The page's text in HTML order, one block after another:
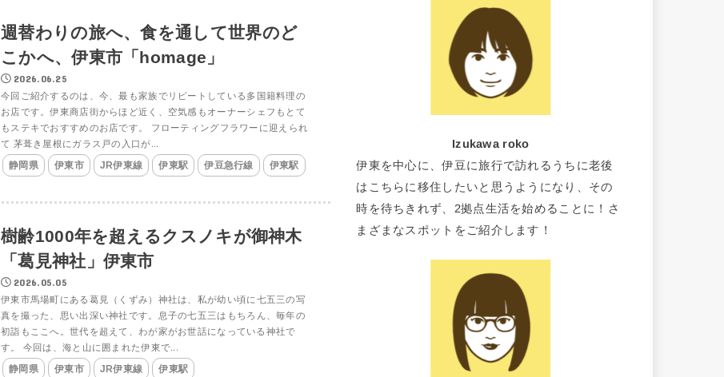
週替わりの旅へ、食を通して世界のど
こかへ、伊東市「homage」
2026.06.25
今回ご紹介するのは、今、最も家族でリピートしている多国籍料理の
お店です。伊東商店街からほど近く、空気感もオーナーシェフもとて
もステキでおすすめのお店です。 フローティングフラワーに迎えられ
て 茅葺き屋根にガラス戸の入口が...
静岡県 伊東市 JR伊東線 伊東駅 伊豆急行線 伊東駅
樹齢1000年を超えるクスノキが御神木
「葛見神社」伊東市
2026.05.05
伊東市馬場町にある葛見（くずみ）神社は、私が幼い頃に七五三の写
真を撮った、思い出深い神社です。息子の七五三はもちろん、毎年の
初詣もここへ。世代を超えて、わが家がお世話になっている神社で
す。 今回は、海と山に囲まれた伊東で...
静岡県 伊東市 JR伊東線 伊東駅
Izukawa roko
伊東を中心に、伊豆に旅行で訪れるうちに老後
はこちらに移住したいと思うようになり、その
時を待ちきれず、2拠点生活を始めることに！さ
まざまなスポットをご紹介します！